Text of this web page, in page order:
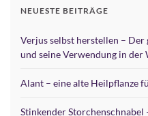
NEUESTE BEITRÄGE
Verjus selbst herstellen – Der
und seine Verwendung in
Alant – eine alte Heilpflanze
Stinkender